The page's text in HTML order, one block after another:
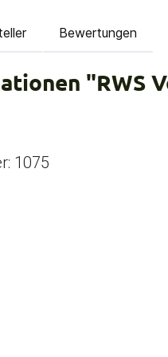
Bewertungen
"RWS
1075